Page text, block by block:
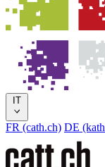
IT
FR (cath.ch) DE